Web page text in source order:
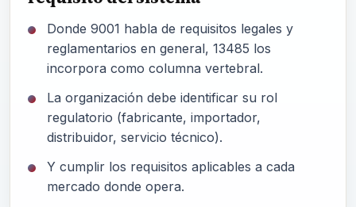
Donde 9001 habla de requisitos legales y
reglamentarios en general, 13485 los
incorpora como columna vertebral.
La organización debe identificar su rol
regulatorio (fabricante, importador,
distribuidor, servicio técnico).
Y cumplir los requisitos aplicables a cada
mercado donde opera.